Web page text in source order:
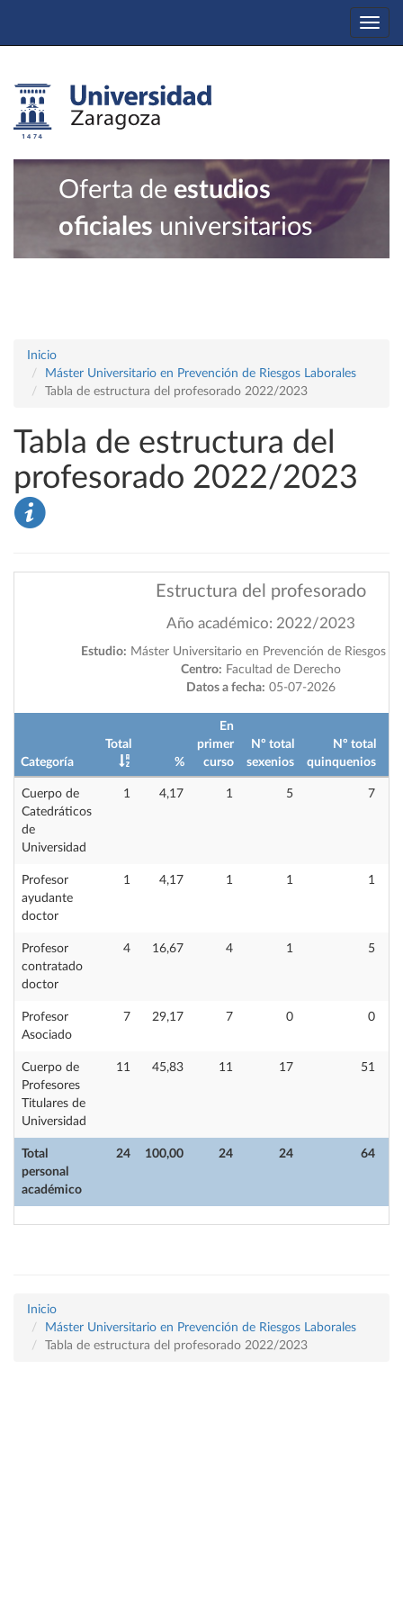
Oferta de estudios
oficiales universitarios
Inicio
Máster Universitario en Prevención de Riesgos Laborales
Tabla de estructura del profesorado 2022/2023
Tabla de estructura del
profesorado 2022/2023
Estructura del profesorado
Año académico: 2022/2023
Estudio: Máster Universitario en Prevención de Riesgos
Centro: Facultad de Derecho
Datos a fecha: 05-07-2026
Categoría
Total
%
En
primer
curso
Nº total
sexenios
Nº total
quinquenios
Total
personal
académico
24 100,00 24 24 64
Cuerpo de
Catedráticos
de
Universidad
1 4,17 1 5 7
Profesor
ayudante
doctor
1 4,17 1 1 1
Profesor
contratado
doctor
4 16,67 4 1 5
Profesor
Asociado
7 29,17 7 0 0
Cuerpo de
Profesores
Titulares de
Universidad
11 45,83 11 17 51
Inicio
Máster Universitario en Prevención de Riesgos Laborales
Tabla de estructura del profesorado 2022/2023